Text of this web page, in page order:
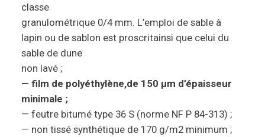
classe
granulométrique 0/4 mm. L’emploi de sable à
lapin ou de sablon est proscritainsi que celui du
sable de dune
non lavé ;
— film de polyéthylène,de 150 μm d’épaisseur
minimale ;
— feutre bitumé type 36 S (norme NF P 84-313) ;
— non tissé synthétique de 170 g/m2 minimum ;